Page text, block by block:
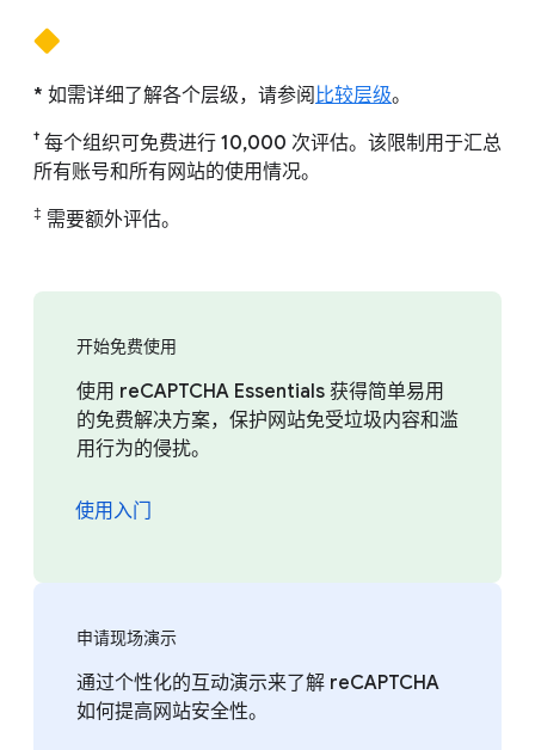
* 如需详细了解各个层级，请参阅 比较层级。
† 每个组织可免费进行 10,000 次评估。该限制用于汇总
所有账号和所有网站的使用情况。
‡ 需要额外评估。
开始免费使用
使用 reCAPTCHA Essentials 获得简单易用
的免费解决方案，保护网站免受垃圾内容和滥
用行为的侵扰。
使用入门
申请现场演示
通过个性化的互动演示来了解 reCAPTCHA
如何提高网站安全性。